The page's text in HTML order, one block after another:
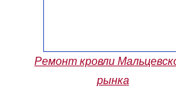
Ремонт кровли
рынка